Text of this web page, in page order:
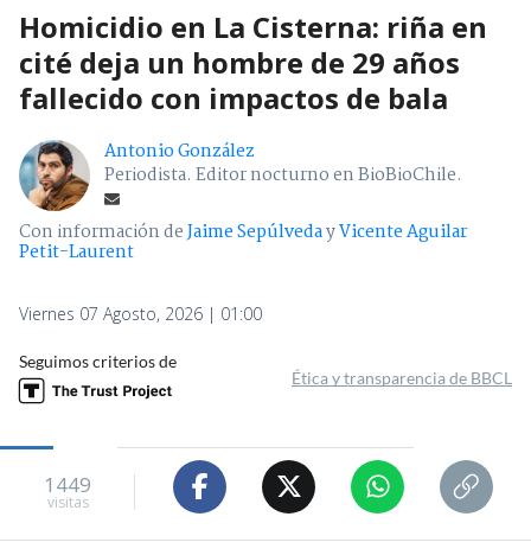
Homicidio en La Cisterna: riña en
cité deja un hombre de 29 años
fallecido con impactos de bala
Antonio González
Periodista. Editor nocturno en BioBioChile.
Con información deJaime SepúlvedayVicente Aguilar
Petit-Laurent
Viernes 07 Agosto, 2026 | 01:00
Seguimos criterios de
Ética y transparencia de BBCL
1449
visitas